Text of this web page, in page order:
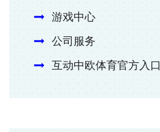
游戏中心
公司服务
互动中欧体育官方入口